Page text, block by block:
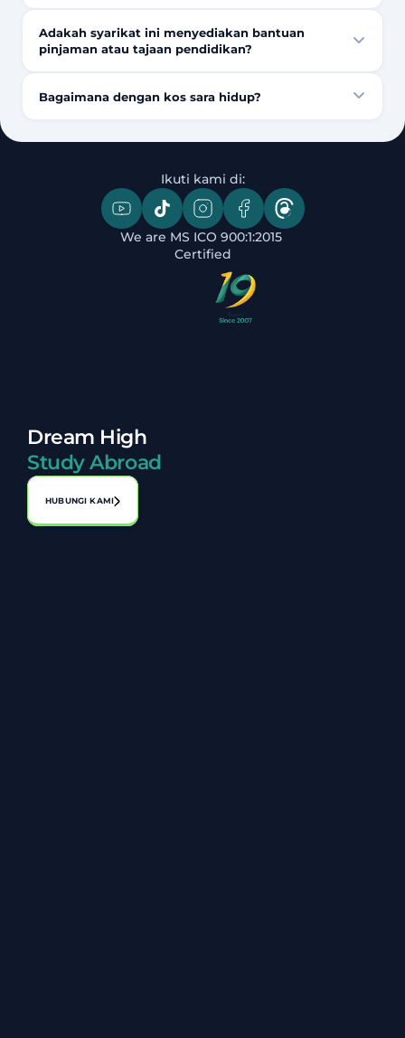
Adakah syarikat ini menyediakan bantuan
pinjaman atau tajaan pendidikan?
Bagaimana dengan kos sara hidup?
Ikuti kami di:
We are MS ICO 900:1:2015
Certified
Dream High
Study Abroad
HUBUNGI KAMI